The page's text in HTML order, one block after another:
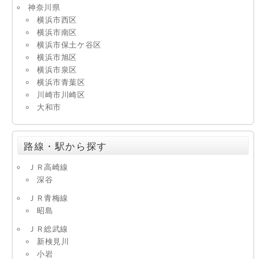
神奈川県
横浜市西区
横浜市南区
横浜市保土ケ谷区
横浜市旭区
横浜市泉区
横浜市青葉区
川崎市川崎区
大和市
路線・駅から探す
ＪＲ高崎線
深谷
ＪＲ青梅線
昭島
ＪＲ総武線
新検見川
小岩